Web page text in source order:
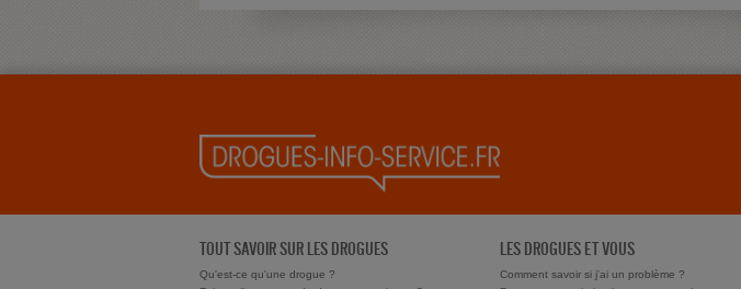
TOUT SAVOIR SUR LES DROGUES
Qu'est-ce qu'une drogue ?
LES DROGUES ET VOUS
Comment savoir si j'ai un problème ?